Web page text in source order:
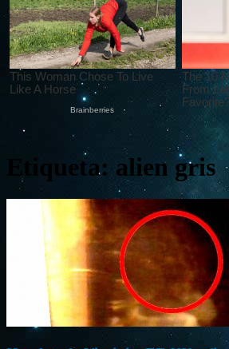
Etiqueta: alien gris